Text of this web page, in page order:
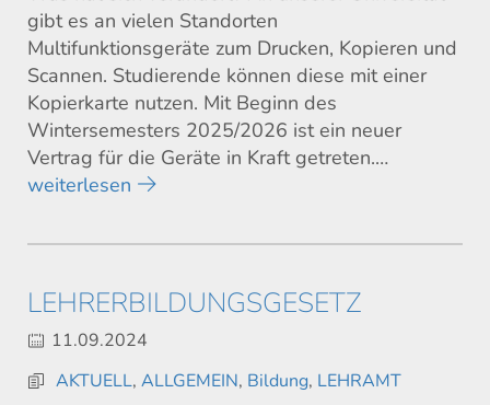
gibt es an vielen Standorten
Multifunktionsgeräte zum Drucken, Kopieren und
Scannen. Studierende können diese mit einer
Kopierkarte nutzen. Mit Beginn des
Wintersemesters 2025/2026 ist ein neuer
Vertrag für die Geräte in Kraft getreten.…
weiterlesen
LEHRERBILDUNGSGESETZ
11.09.2024
AKTUELL, ALLGEMEIN, Bildung, LEHRAMT